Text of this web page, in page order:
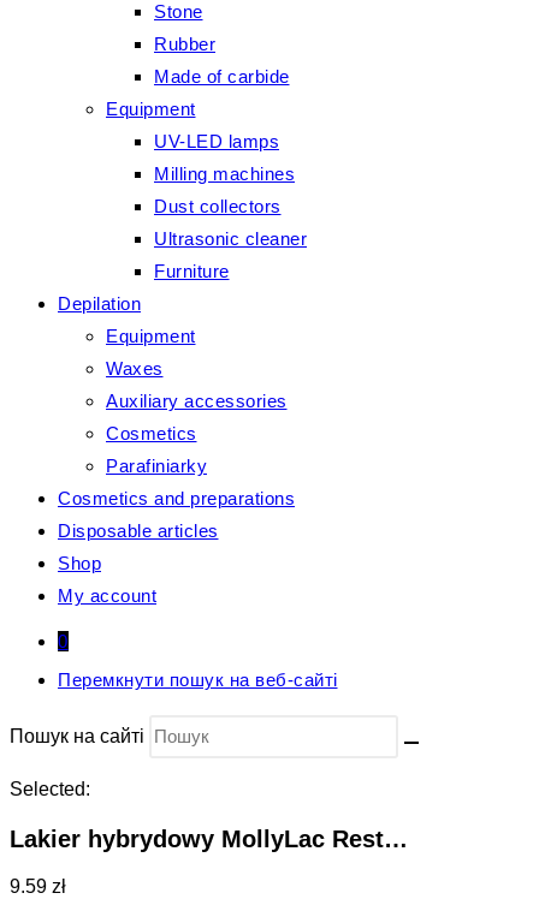
Stone
Rubber
Made of carbide
Equipment
UV-LED lamps
Milling machines
Dust collectors
Ultrasonic cleaner
Furniture
Depilation
Equipment
Waxes
Auxiliary accessories
Cosmetics
Parafiniarky
Cosmetics and preparations
Disposable articles
Shop
My account
0
Перемкнути пошук на веб-сайті
Пошук на сайті
Selected:
Lakier hybrydowy MollyLac Rest…
9.59 zł